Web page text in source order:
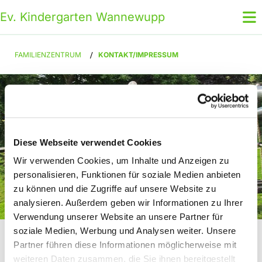
Diese Webseite verwendet Cookies
Wir verwenden Cookies, um Inhalte und Anzeigen zu
personalisieren, Funktionen für soziale Medien anbieten
zu können und die Zugriffe auf unsere Website zu
analysieren. Außerdem geben wir Informationen zu Ihrer
Verwendung unserer Website an unsere Partner für
soziale Medien, Werbung und Analysen weiter. Unsere
Partner führen diese Informationen möglicherweise mit
weiteren Daten zusammen, die Sie ihnen bereitgestellt
Ev. Kindergarten Wannewupp
FAMILIENZENTRUM / KONTAKT/IMPRESSUM
Ev. Kindergarten Wannewupp
Verantwortlich für den Inhalt dieser
Seiten